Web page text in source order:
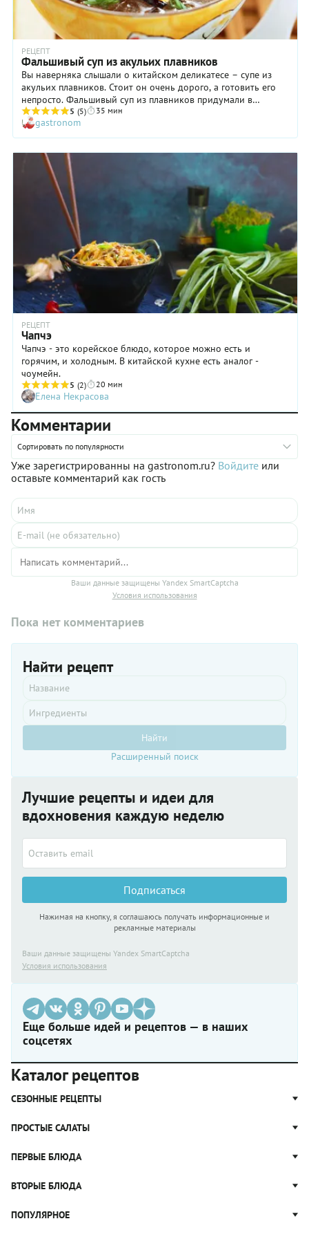
РЕЦЕПТ
Фальшивый суп из акульих плавников
Вы наверняка слышали о китайском деликатесе – супе из
акульих плавников. Стоит он очень дорого, а готовить его
непросто. Фальшивый суп из плавников придумали в
Сингапуре в 80-е годы прошлого века. Это был хит продаж
уличного фаст-фуда. Нельзя сказать, что на вкус он сильно
похож на деликатес, но вот с виду – просто «одно лицо». Ну
и сам по себе он очень вкусный.
5 (5) 35 мин
gastronom
РЕЦЕПТ
Чапчэ
Чапчэ - это корейское блюдо, которое можно есть и
горячим, и холодным. В китайской кухне есть аналог -
чоумейн.
5 (2) 20 мин
Елена Некрасова
Комментарии
Сортировать по популярности
Уже зарегистрированны на gastronom.ru? Войдите или
оставьте комментарий как гость
Ваши данные защищены Yandex SmartCaptcha
Условия использования
Пока нет комментариев
Найти рецепт
Найти
Расширенный поиск
Лучшие рецепты и идеи для
вдохновения каждую неделю
Подписаться
Нажимая на кнопку, я соглашаюсь получать информационные и
рекламные материалы
Ваши данные защищены Yandex SmartCaptcha
Условия использования
Еще больше идей и рецептов — в наших
соцсетях
Каталог рецептов
СЕЗОННЫЕ РЕЦЕПТЫ
Рецепты из капусты
Рецепты с грибами
Яблочные пироги
Блюда из тыквы
ПРОСТЫЕ САЛАТЫ
Простые салаты
Салат Цезарь
Салат Нисуаз
ПЕРВЫЕ БЛЮДА
Щи
Рассольник
ВТОРЫЕ БЛЮДА
Котлеты
ПОПУЛЯРНОЕ